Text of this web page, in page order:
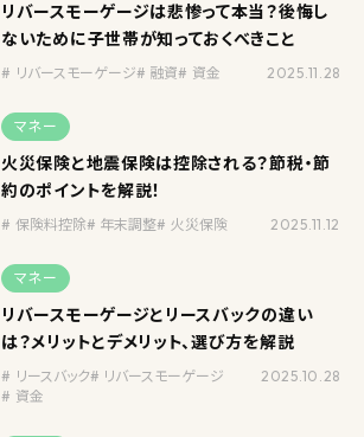
リバースモーゲージは悲惨って本当？後悔し
ないために子世帯が知っておくべきこと
リバースモーゲージ 融資 資金 2025.11.28
マネー
火災保険と地震保険は控除される？節税・節
約のポイントを解説！
保険料控除 年末調整 火災保険 2025.11.12
マネー
リバースモーゲージとリースバックの違い
は？メリットとデメリット、選び方を解説
リースバック
リバースモーゲージ
資金
2025.10.28